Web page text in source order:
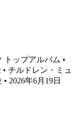
トップアルバム •
• チルドレン・ミュ
2026年6月19日